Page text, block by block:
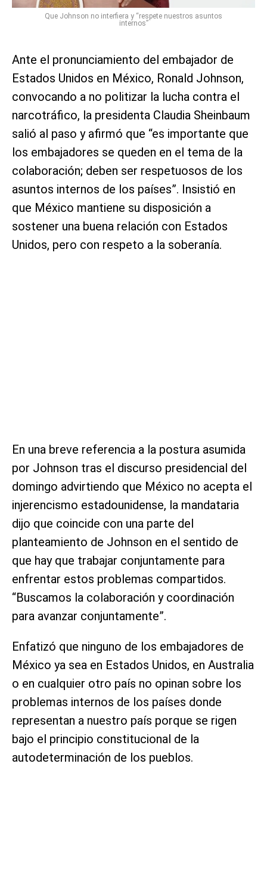
Que Johnson no interfiera y “respete nuestros asuntos
internos”
Ante el pronunciamiento del embajador de
Estados Unidos en México, Ronald Johnson,
convocando a no politizar la lucha contra el
narcotráfico, la presidenta Claudia Sheinbaum
salió al paso y afirmó que “es importante que
los embajadores se queden en el tema de la
colaboración; deben ser respetuosos de los
asuntos internos de los países”. Insistió en
que México mantiene su disposición a
sostener una buena relación con Estados
Unidos, pero con respeto a la soberanía.
En una breve referencia a la postura asumida
por Johnson tras el discurso presidencial del
domingo advirtiendo que México no acepta el
injerencismo estadounidense, la mandataria
dijo que coincide con una parte del
planteamiento de Johnson en el sentido de
que hay que trabajar conjuntamente para
enfrentar estos problemas compartidos.
“Buscamos la colaboración y coordinación
para avanzar conjuntamente”.
Enfatizó que ninguno de los embajadores de
México ya sea en Estados Unidos, en Australia
o en cualquier otro país no opinan sobre los
problemas internos de los países donde
representan a nuestro país porque se rigen
bajo el principio constitucional de la
autodeterminación de los pueblos.